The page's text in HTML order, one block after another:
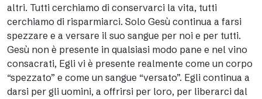
altri. Tutti cerchiamo di conservarci la vita, tutti
cerchiamo di risparmiarci. Solo Gesù continua a farsi
spezzare e a versare il suo sangue per noi e per tutti.
Gesù non è presente in qualsiasi modo pane e nel vino
consacrati, Egli vi è presente realmente come un corpo
“spezzato” e come un sangue “versato”. Egli continua a
darsi per gli uomini, a offrirsi per loro, per liberarci dal